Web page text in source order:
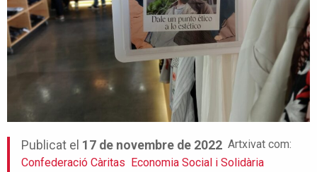
Publicat el 17 de novembre de 2022 Artxivat com:
Confederació Càritas Economia Social i Solidària